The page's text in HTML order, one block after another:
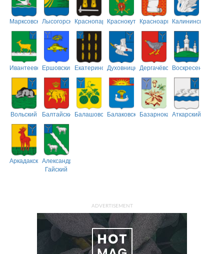
МарксовскийЛысогорскийКраснопартизанский
КраснокутскийКрасноармейский
Калининский
ИвантеевскийЕршовский ЕкатериновскийДуховницкийДергачёвскийВоскресенский
Вольский БалтайскийБалашовскийБалаковскийБазарнокарабулакский
Аткарский
АркадакскийАлександрово-
Гайский
ADVERTISEMENT